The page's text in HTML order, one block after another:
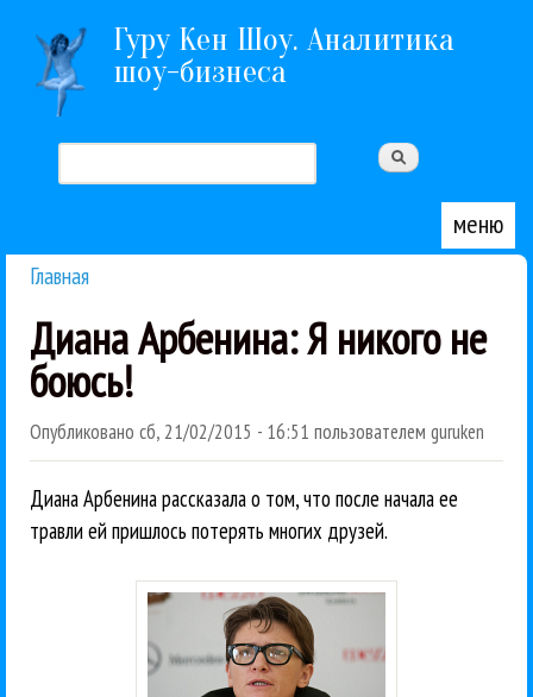
Перейти к основному содержанию
Гуру Кен Шоу. Аналитика
шоу-бизнеса
Форма поиска
меню
Главная
Диана Арбенина: Я никого не
боюсь!
Опубликовано сб, 21/02/2015 - 16:51 пользователем guruken
Диана Арбенина рассказала о том, что после начала ее
травли ей пришлось потерять многих друзей.